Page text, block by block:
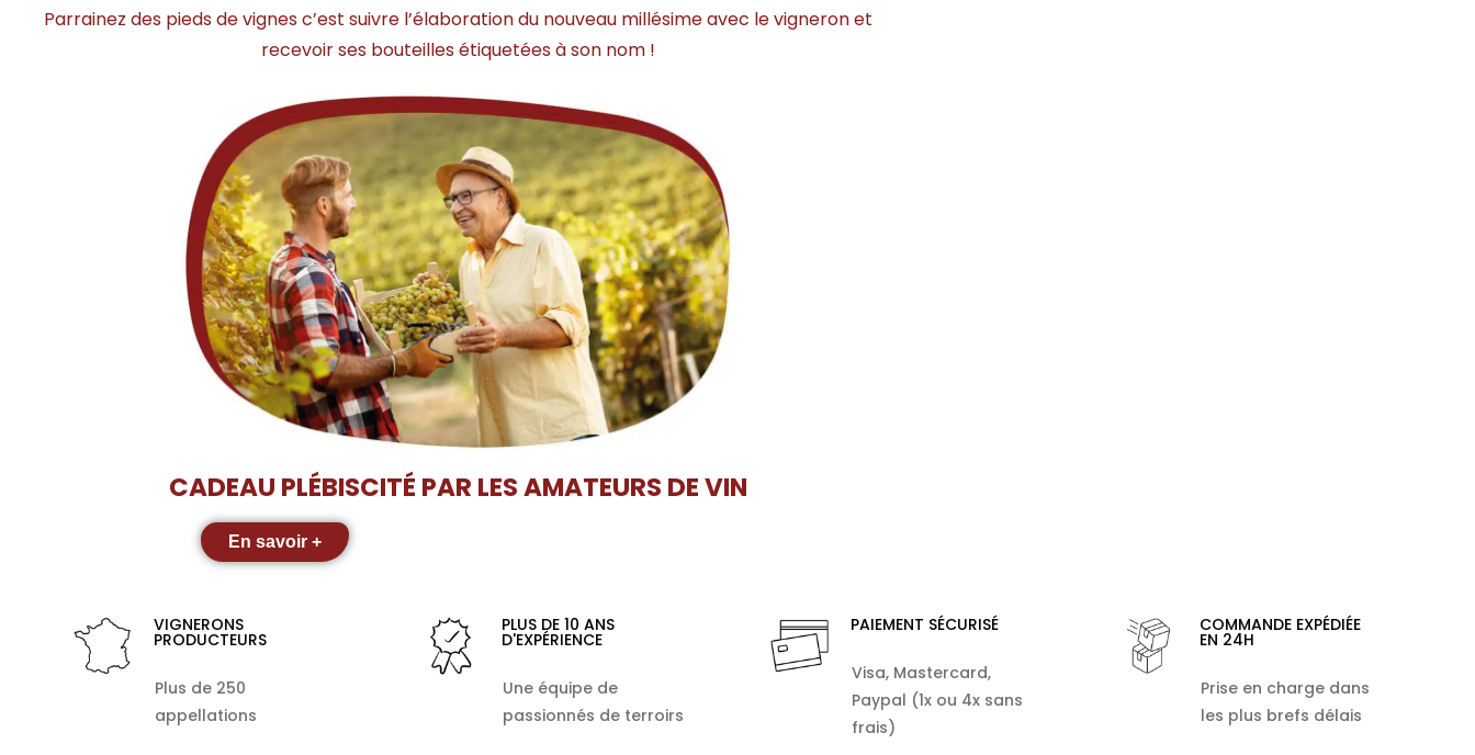
Parrainez des pieds de vignes c’est suivre l’élaboration du nouveau millésime avec le vigneron et
recevoir ses bouteilles étiquetées à son nom !
CADEAU PLÉBISCITÉ PAR LES AMATEURS DE VIN
En savoir +
VIGNERONS
PRODUCTEURS
Plus de 250
appellations
PLUS DE 10 ANS
D'EXPÉRIENCE
Une équipe de
passionnés de terroirs
PAIEMENT SÉCURISÉ
Visa, Mastercard,
Paypal (1x ou 4x sans
frais)
COMMANDE EXPÉDIÉE
EN 24H
Prise en charge dans
les plus brefs délais